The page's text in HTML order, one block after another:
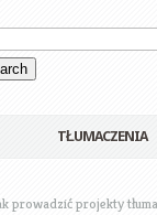
TŁUMACZENIA
prowadzić projekty